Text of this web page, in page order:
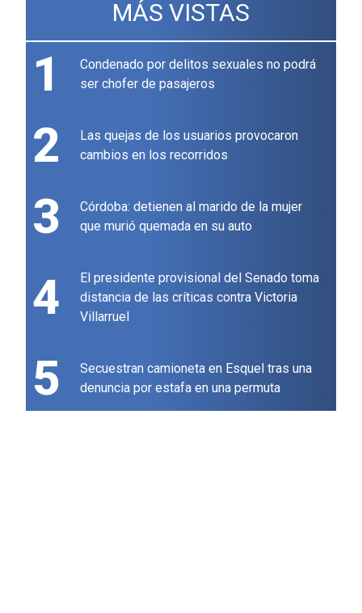
MÁS VISTAS
1
Condenado por delitos sexuales no podrá
ser chofer de pasajeros
2
Las quejas de los usuarios provocaron
cambios en los recorridos
3
Córdoba: detienen al marido de la mujer
que murió quemada en su auto
4
El presidente provisional del Senado toma
distancia de las críticas contra Victoria
Villarruel
5
Secuestran camioneta en Esquel tras una
denuncia por estafa en una permuta